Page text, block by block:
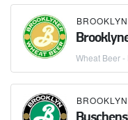
Wheat Beer